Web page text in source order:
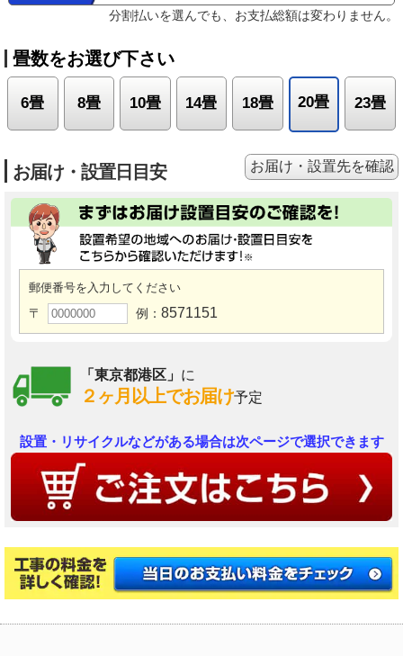
分割払いを選んでも、お支払総額は変わりません。
畳数をお選び下さい
6畳 8畳 10畳 14畳 18畳 20畳 23畳
お届け・設置日目安
郵便番号を入力してください
〒 例： 8571151
「東京都港区」 に
２ヶ月以上でお届け予定
お届け・設置先を確認
設置・リサイクルなどがある場合は次ページで選択できます